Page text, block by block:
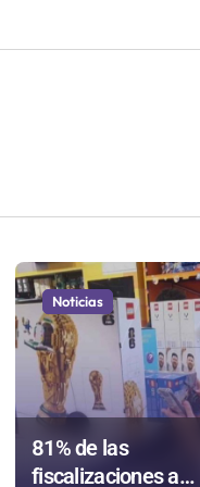
Noticias
81% de las
fiscalizaciones a